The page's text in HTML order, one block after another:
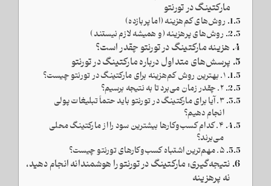
مارکتینگ در تورنتو
روش‌های کم‌هزینه (اما پربازده)
روش‌های پرهزینه (و همیشه لازم نیستند)
هزینه مارکتینگ در تورنتو چقدر است؟
پرسش‌های متداول درباره مارکتینگ در تورنتو
۱. بهترین روش کم‌هزینه برای مارکتینگ در تورنتو چیست؟
۲. چقدر زمان می‌برد تا به نتیجه برسیم؟
۳. آیا برای مارکتینگ در تورنتو باید حتماً تبلیغات پولی
انجام دهیم؟
۴. کدام کسب‌وکارها بیشترین سود را از مارکتینگ محلی
می‌برند؟
۵. مهم‌ترین اشتباه کسب‌وکارهای تورنتو چیست؟
نتیجه‌گیری: مارکتینگ در تورنتو را هوشمندانه انجام دهید،
نه پرهزینه